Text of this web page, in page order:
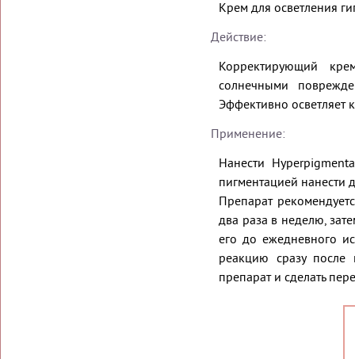
Крем для осветления
Действие:
Корректирующий
солнечными
Эффективно осветляет
Применение:
Нанести
пигментацией нанести
Препарат
два раза в неделю,
его до ежедневного
реакцию сразу после
препарат и сделать